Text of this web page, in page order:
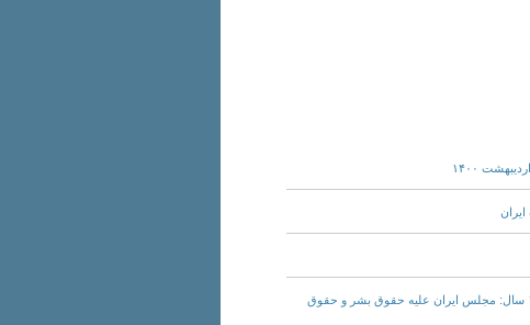
Thursday, 27th December, 2018 - رد طرح مخالفت با ازدواج دختران کمتر از ۱۳ سال: مجلس ایران علیه حقوق بشر و حقوق